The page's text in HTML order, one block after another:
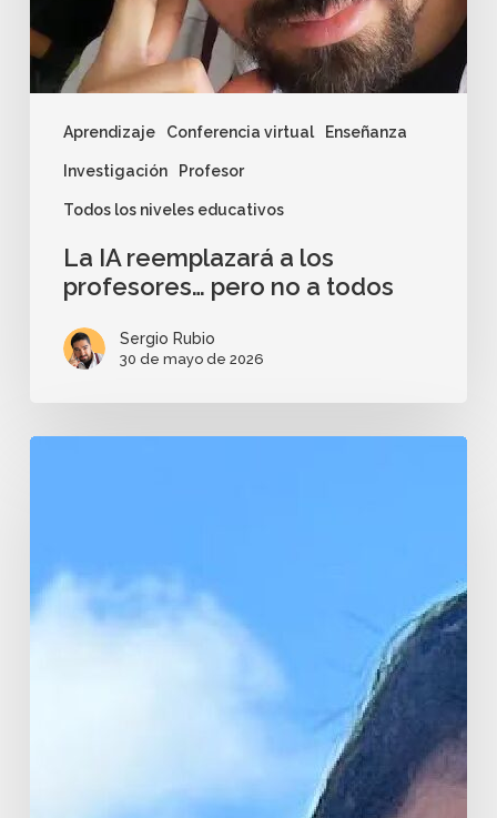
Aprendizaje Conferencia virtual Enseñanza
Investigación Profesor
Todos los niveles educativos
La IA reemplazará a los
profesores… pero no a todos
Sergio Rubio
30 de mayo de 2026